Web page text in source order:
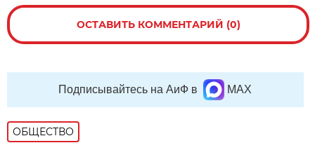
ОСТАВИТЬ КОММЕНТАРИЙ (0)
Подписывайтесь на АиФ в MAX
ОБЩЕСТВО